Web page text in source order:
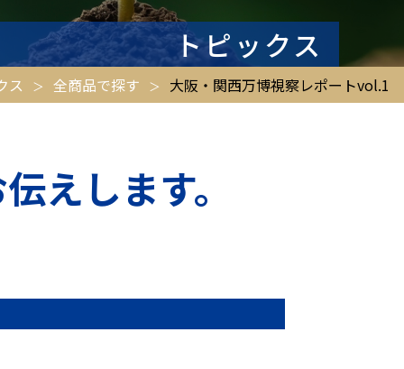
トピックス
ス 全商品で探す 大阪・関西万博視察レポートvol.1
えします。